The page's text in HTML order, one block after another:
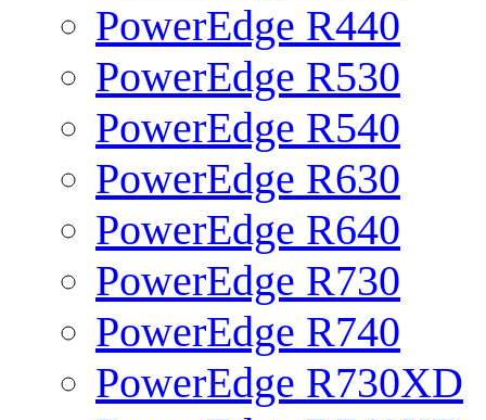
PowerEdge R440
PowerEdge R530
PowerEdge R540
PowerEdge R630
PowerEdge R640
PowerEdge R730
PowerEdge R740
PowerEdge R730XD